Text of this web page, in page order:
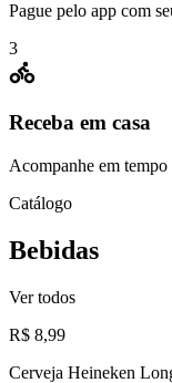
Pague pelo app com
3
Receba em casa
Acompanhe em tempo
Catálogo
Bebidas
Ver todos
R$ 8,99
Cerveja Heineken